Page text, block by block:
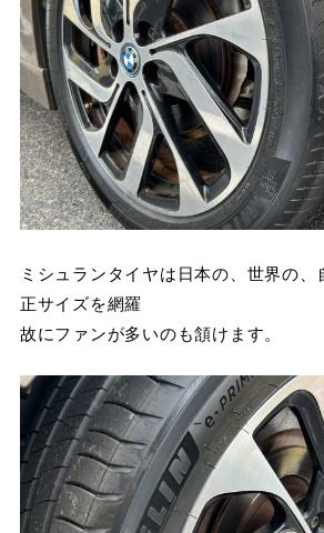
ミシュランタイヤは日本の、世界の
正サイズを網羅
故にファンが多いのも頷けます。